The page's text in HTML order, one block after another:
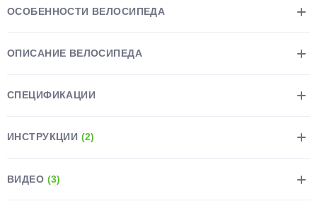
ОСОБЕННОСТИ ВЕЛОСИПЕДА
ОПИСАНИЕ ВЕЛОСИПЕДА
СПЕЦИФИКАЦИИ
ИНСТРУКЦИИ (2)
ВИДЕО (3)